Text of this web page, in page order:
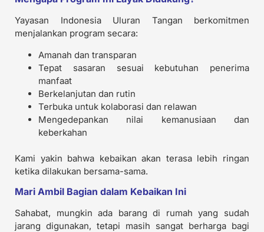
Yayasan Indonesia Uluran Tangan berkomitmen
menjalankan program secara:
Amanah dan transparan
Tepat sasaran sesuai kebutuhan penerima
manfaat
Berkelanjutan dan rutin
Terbuka untuk kolaborasi dan relawan
Mengedepankan nilai kemanusiaan dan
keberkahan
Kami yakin bahwa kebaikan akan terasa lebih ringan
ketika dilakukan bersama-sama.
Mari Ambil Bagian dalam Kebaikan Ini
Sahabat, mungkin ada barang di rumah yang sudah
jarang digunakan, tetapi masih sangat berharga bagi